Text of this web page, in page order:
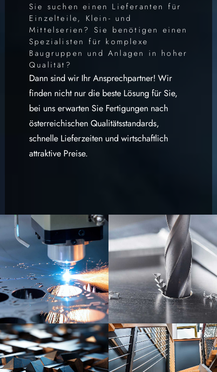
Sie suchen einen Lieferanten für
Einzelteile, Klein- und
Mittelserien? Sie benötigen einen
Spezialisten für komplexe
Baugruppen und Anlagen in hoher
Qualität?
Dann sind wir Ihr Ansprechpartner! Wir
finden nicht nur die beste Lösung für Sie,
bei uns erwarten Sie Fertigungen nach
österreichischen Qualitätsstandards,
schnelle Lieferzeiten und wirtschaftlich
attraktive Preise.